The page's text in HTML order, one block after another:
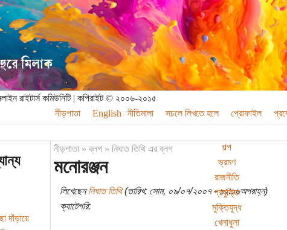
রাইটার্স কমিউনিটি | কপিরাইট © ২০০৬-২০১৫
নীড়পাতা
English নীতিমালা সচলে লিখতে হলে প্রোফাইল
গল্প
ভ্রমণ
রাজনীতি
প্রযুক্তি
মুক্তিযুদ্ধ
খেলাধুলা
দাঁড়ায়ে
নীড়পাতা»ব্লগ» নিঘাত তিথি এর ব্লগ
মনোরঞ্জন
লিখেছেননিঘাত তিথি(তারিখ: সোম, ০৯/০৭/২০০৭ - ১২:১৬অপরাহ্ন)
ক্যাটেগরি: